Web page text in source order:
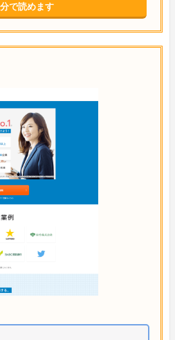
で読めます